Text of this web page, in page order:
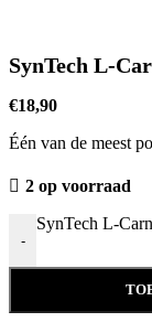
SynTech L-
€18,90
Één van de meest
2 op voorraad
-
SynTech L-